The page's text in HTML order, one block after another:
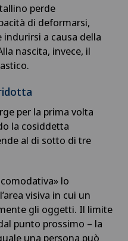
perde
di deformarsi,
a causa della
nascita, invece, il
per la prima volta
la cosiddetta
al di sotto di tre
lo
visiva in cui un
gli oggetti. Il limite
punto prossimo – la
una persona può